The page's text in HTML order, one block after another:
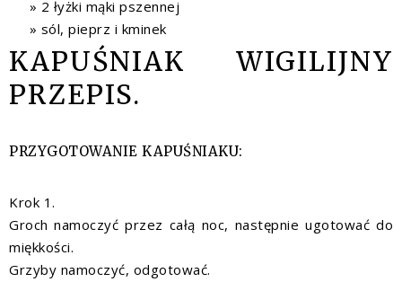
2 łyżki mąki pszennej
sól, pieprz i kminek
KAPUŚNIAK WIGILIJNY
PRZEPIS.
PRZYGOTOWANIE KAPUŚNIAKU:
Krok 1.
Groch namoczyć przez całą noc, następnie ugotować do
miękkości.
Grzyby namoczyć, odgotować.